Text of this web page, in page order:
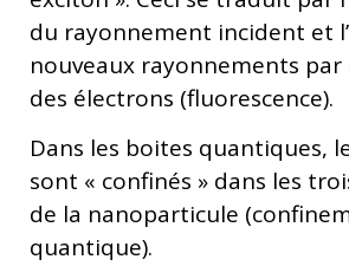
du rayonnement incident et
nouveaux rayonnements
des électrons (fluorescence).
Dans les boites quantiques,
sont « confinés » dans les
de la nanoparticule
quantique).